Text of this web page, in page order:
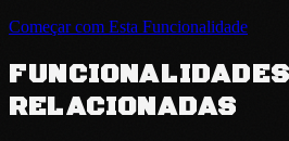
Começar com Esta Funcionalidade
FUNCIONALIDADES
RELACIONADAS